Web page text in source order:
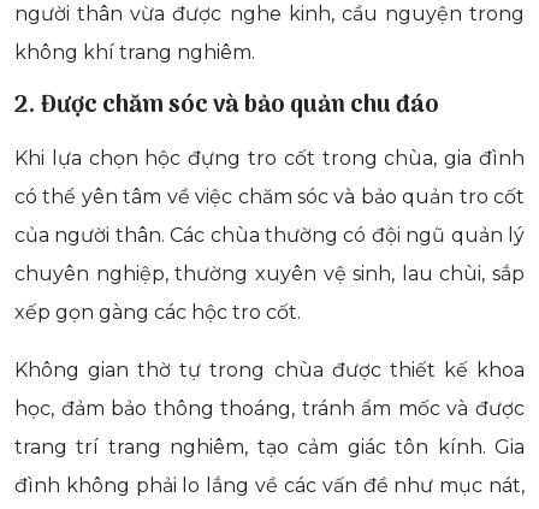
người thân vừa được nghe kinh, cầu nguyện trong
không khí trang nghiêm.
2. Được chăm sóc và bảo quản chu đáo
Khi lựa chọn hộc đựng tro cốt trong chùa, gia đình
có thể yên tâm về việc chăm sóc và bảo quản tro cốt
của người thân. Các chùa thường có đội ngũ quản lý
chuyên nghiệp, thường xuyên vệ sinh, lau chùi, sắp
xếp gọn gàng các hộc tro cốt.
Không gian thờ tự trong chùa được thiết kế khoa
học, đảm bảo thông thoáng, tránh ẩm mốc và được
trang trí trang nghiêm, tạo cảm giác tôn kính. Gia
đình không phải lo lắng về các vấn đề như mục nát,